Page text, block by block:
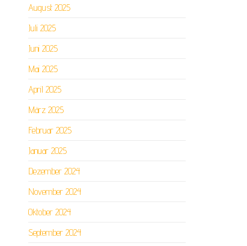
August 2025
Juli 2025
Juni 2025
Mai 2025
April 2025
März 2025
Februar 2025
Januar 2025
Dezember 2024
November 2024
Oktober 2024
September 2024